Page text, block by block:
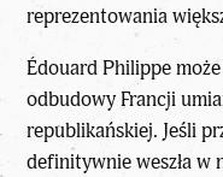
reprezentowania
Édouard Philippe
odbudowy Francji
republikańskiej. Jeśli
definitywnie weszła w